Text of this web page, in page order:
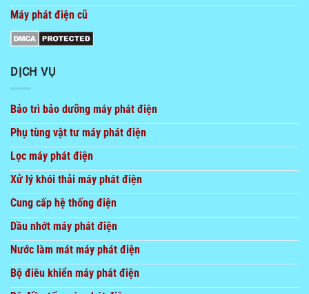
Máy phát điện cũ
DỊCH VỤ
Bảo trì bảo dưỡng máy phát điện
Phụ tùng vật tư máy phát điện
Lọc máy phát điện
Xử lý khói thải máy phát điện
Cung cấp hệ thống điện
Dầu nhớt máy phát điện
Nước làm mát máy phát điện
Bộ điêu khiển máy phát điện